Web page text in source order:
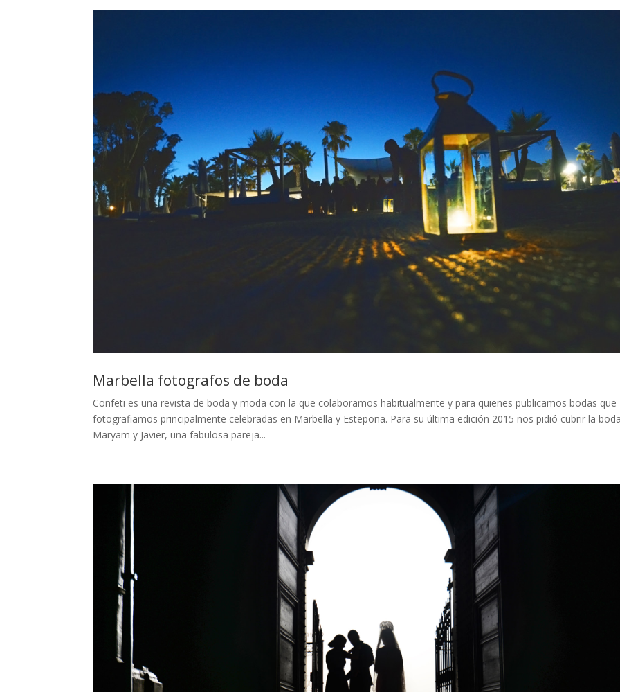
Marbella fotografos de boda
Confeti es una revista de boda y moda con la que colaboramos habitualmente y para quienes publicamos bodas que
fotografiamos principalmente celebradas en Marbella y Estepona. Para su última edición 2015 nos pidió cubrir la
Maryam y Javier, una fabulosa pareja...